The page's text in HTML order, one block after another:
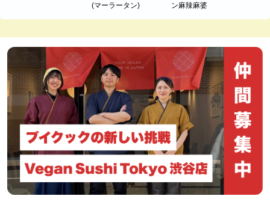
(マーラータン)
ン麻辣麻婆